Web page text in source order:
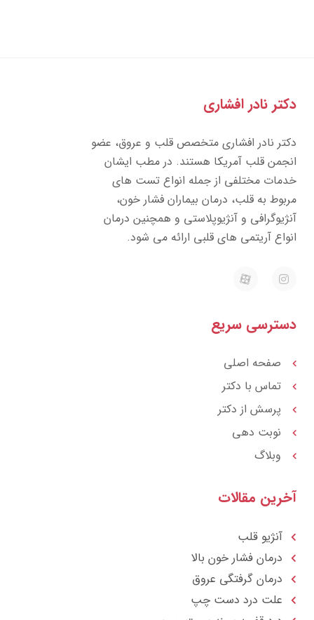
دکتر نادر افشاری
دکتر نادر افشاری متخصص قلب و عروق، عضو
انجمن قلب آمریکا هستند. در مطب ایشان
خدمات مختلفی از جمله انواع تست های
مربوط به قلب، درمان بیماران فشار خون،
آنژیوگرافی و آنژیوپلاستی و همچنین درمان
انواع آریتمی های قلبی ارائه می شود.
I
n
g
m
E
a
a
دسترسی سریع
صفحه اصلی
تماس با دکتر
پرسش از دکتر
نوبت دهی
وبلاگ
آخرین مقالات
آنژیو قلب
درمان فشار خون بالا
درمان گرفتگی عروق
علت درد دست چپ